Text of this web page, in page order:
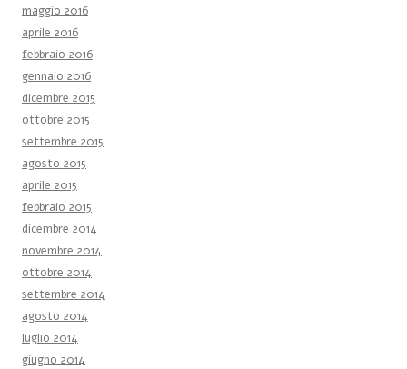
maggio 2016
aprile 2016
febbraio 2016
gennaio 2016
dicembre 2015
ottobre 2015
settembre 2015
agosto 2015
aprile 2015
febbraio 2015
dicembre 2014
novembre 2014
ottobre 2014
settembre 2014
agosto 2014
luglio 2014
giugno 2014